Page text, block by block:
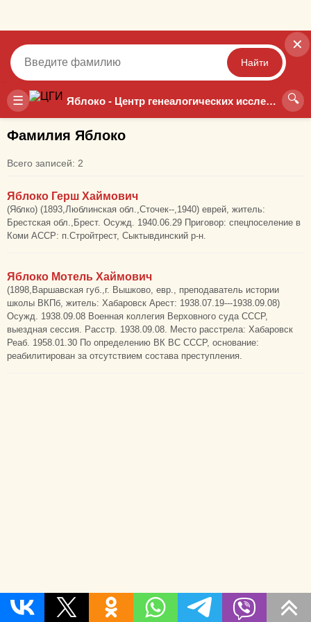
☰ Яблоко - Центр генеалогических исследований 🔍
✕
Найти
Точный Неточный
Фамилия Яблоко
Всего записей: 2
Яблоко Герш Хаймович
(Яблко) (1893,Люблинская обл.,Сточек--,1940) еврей, житель:
Брестская обл.,Брест. Осужд. 1940.06.29 Приговор: спецпоселение в
Коми АССР: п.Стройтрест, Сыктывдинский р-н.
Яблоко Мотель Хаймович
(1898,Варшавская губ.,г. Вышково, евр., преподаватель истории
школы ВКПб, житель: Хабаровск Арест: 1938.07.19---1938.09.08)
Осужд. 1938.09.08 Военная коллегия Верховного суда СССР,
выездная сессия. Расстр. 1938.09.08. Место расстрела: Хабаровск
Реаб. 1958.01.30 По определению ВК ВС СССР, основание:
реабилитирован за отсутствием состава преступления.